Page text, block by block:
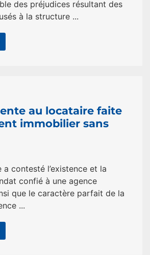
des préjudices résultant des
à la structure ...
au locataire faite
immobilier sans
contesté l’existence et la
confié à une agence
que le caractère parfait de la
...